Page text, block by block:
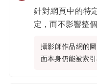
針對網頁中的特
定，而不影響整個
攝影師作品網的
面本身仍能被索引